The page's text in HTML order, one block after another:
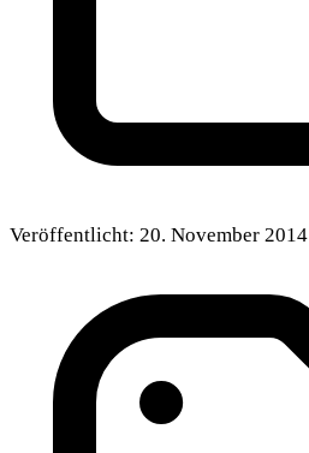
Veröffentlicht: 20. November 2014